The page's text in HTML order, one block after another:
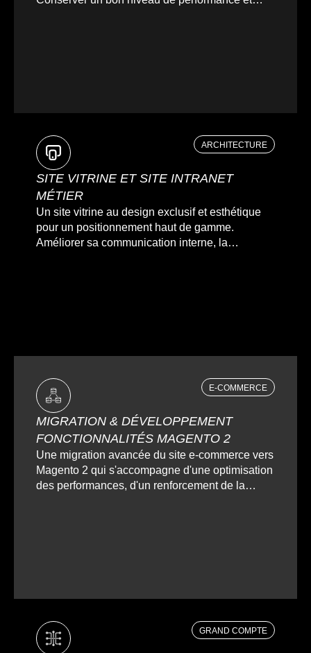
ARCHITECTURE
SITE VITRINE ET SITE INTRANET
MÉTIER
Un site vitrine au design exclusif et esthétique
pour un positionnement haut de gamme.
Améliorer sa communication interne, la
E-COMMERCE
MIGRATION & DÉVELOPPEMENT
FONCTIONNALITÉS MAGENTO 2
Une migration avancée du site e-commerce vers
Magento 2 qui s'accompagne d'une optimisation
des performances, d'un renforcement de la
GRAND COMPTE